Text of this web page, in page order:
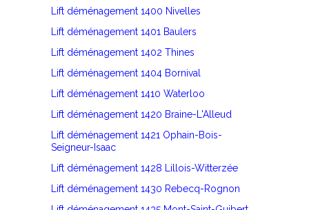
Lift déménagement 1400 Nivelles
Lift déménagement 1401 Baulers
Lift déménagement 1402 Thines
Lift déménagement 1404 Bornival
Lift déménagement 1410 Waterloo
Lift déménagement 1420 Braine-L'Alleud
Lift déménagement 1421 Ophain-Bois-
Seigneur-Isaac
Lift déménagement 1428 Lillois-Witterzée
Lift déménagement 1430 Rebecq-Rognon